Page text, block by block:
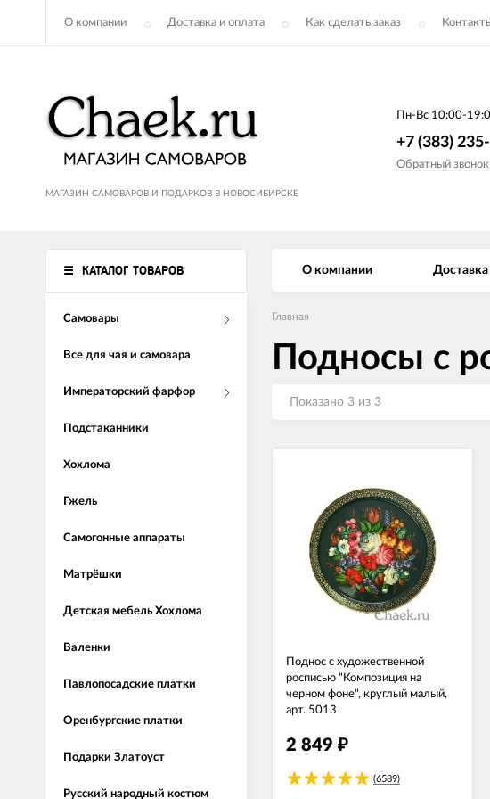
О компании Доставка и оплата Как сделать заказ
МАГАЗИН САМОВАРОВ И ПОДАРКОВ В НОВОСИБИРСКЕ
Пн-Вс 10:00-
+7 (383)
Обратный звонок
КАТАЛОГ ТОВАРОВ
Самовары
Все для чая и самовара
Императорский фарфор
Подстаканники
Хохлома
Гжель
Самогонные аппараты
Матрёшки
Детская мебель Хохлома
Валенки
Павлопосадские платки
Оренбургские платки
Подарки Златоуст
Русский народный костюм
О компании Доставка
Главная
Подносы с
Показано 3 из 3
Поднос с художественной
росписью "Композиция на
черном фоне", круглый малый,
арт. 5013
2 849 ₽
(6589)